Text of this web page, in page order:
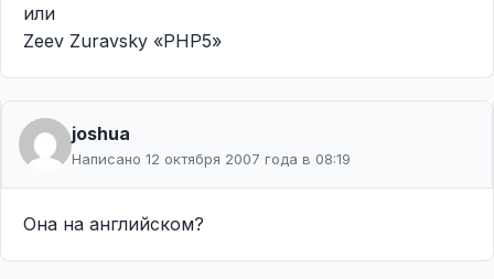
или
Zeev Zuravsky «PHP5»
joshua
Написано 12 октября 2007 года в 08:19
Она на английском?